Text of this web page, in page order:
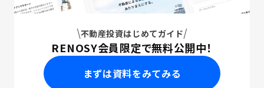
不動産投資はじめてガイド
RENOSY会員限定で無料公開中！
まずは資料をみてみる